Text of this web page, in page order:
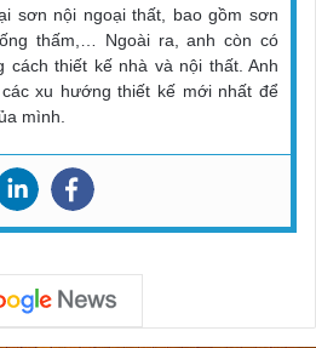
sơn nội ngoại thất, bao gồm sơn
thấm,… Ngoài ra, anh còn có
cách thiết kế nhà và nội thất. Anh
xu hướng thiết kế mới nhất để
mình.